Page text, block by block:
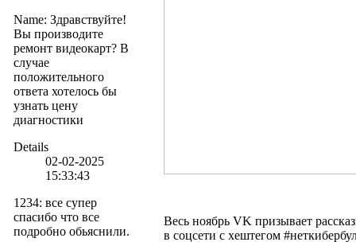
Name: Здравствуйте!
Вы производите
ремонт видеокарт? В
случае
положительного
ответа хотелось бы
узнать цену
диагностики
Details
02-02-2025
15:33:43
1234: все супер
спасибо что все
подробно обьяснили.
Весь ноябрь VK призывает
в соцсети с хештегом